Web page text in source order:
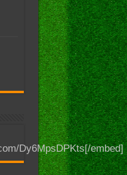
Dy6MpsDPKts[/embed]